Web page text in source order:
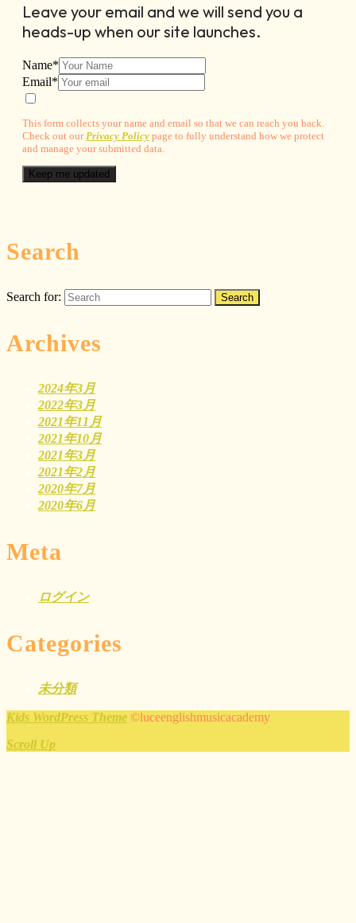
Leave your email and we will send you a
heads-up when our site launches.
Name*
Email*
This form collects your name and email so that we can reach you back.
Check out our Privacy Policy page to fully understand how we protect
and manage your submitted data.
Keep me updated
Search
Search for:
Archives
2024年3月
2022年3月
2021年11月
2021年10月
2021年3月
2021年2月
2020年7月
2020年6月
Meta
ログイン
Categories
未分類
Kids WordPress Theme ©luceenglishmusicacademy
Scroll Up